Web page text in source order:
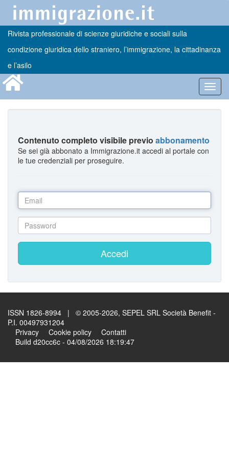
Rivista professionale di scienze giuridiche e sociali sulla
condizione giuridica dello straniero, l’immigrazione, la cittadinanza
e l’asilo
Contenuto completo visibile previo abbonamento
Se sei già abbonato a Immigrazione.it accedi al portale con
le tue credenziali per proseguire.
Accedi
ISSN 1826-8994 | © 2005-2026, SEPEL SRL Società Benefit -
P.I. 00497931204
Privacy
Cookie policy
Contatti
Build d20cc6c - 04/08/2026 18:19:47